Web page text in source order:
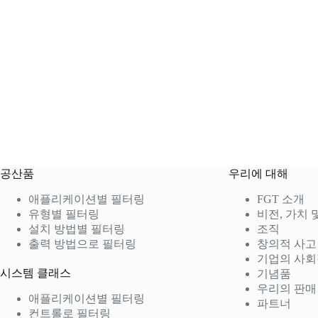
공산품
애플리케이션별 필터링
유형별 필터링
설치 방법별 필터링
출력 방법으로 필터링
시스템 클래스
애플리케이션별 필터링
컨트롤로 필터링
우리에 대해
FGT 소개
비전, 가치
조직
창의적 사고
기업의 사
기념품
우리의 판
파트너